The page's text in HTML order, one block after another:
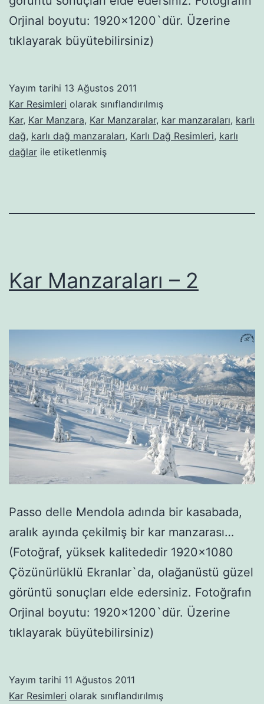
Orjinal boyutu: 1920×1200`dür. Üzerine
tıklayarak büyütebilirsiniz)
Yayım tarihi 13 Ağustos 2011
Kar Resimleri olarak sınıflandırılmış
Kar, Kar Manzara, Kar Manzaralar, kar manzaraları, karlı
dağ, karlı dağ manzaraları, Karlı Dağ Resimleri, karlı
dağlar ile etiketlenmiş
Kar Manzaraları – 2
Passo delle Mendola adında bir kasabada,
aralık ayında çekilmiş bir kar manzarası…
(Fotoğraf, yüksek kalitededir 1920×1080
Çözünürlüklü Ekranlar`da, olağanüstü güzel
görüntü sonuçları elde edersiniz. Fotoğrafın
Orjinal boyutu: 1920×1200`dür. Üzerine
tıklayarak büyütebilirsiniz)
Yayım tarihi 11 Ağustos 2011
Kar Resimleri olarak sınıflandırılmış